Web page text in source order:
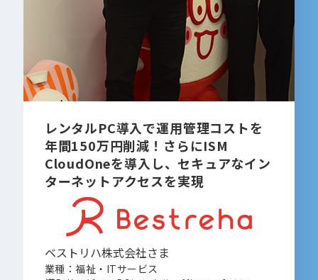
レンタルPC導入で運用管理コストを
年間150万円削減！さらにISM
CloudOneを導入し、セキュアなイン
ターネットアクセスを実現
ベストリハ株式会社さま
業種：福祉・ITサービス